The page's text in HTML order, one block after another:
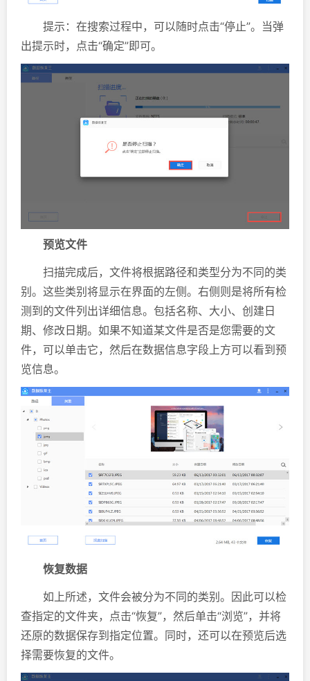
提示：在搜索过程中，可以随时点击“停止”。当弹
出提示时，点击“确定”即可。
预览文件
扫描完成后，文件将根据路径和类型分为不同的类
别。这些类别将显示在界面的左侧。右侧则是将所有检
测到的文件列出详细信息。包括名称、大小、创建日
期、修改日期。如果不知道某文件是否是您需要的文
件，可以单击它，然后在数据信息字段上方可以看到预
览信息。
恢复数据
如上所述，文件会被分为不同的类别。因此可以检
查指定的文件夹，点击“恢复”，然后单击“浏览”，并将
还原的数据保存到指定位置。同时，还可以在预览后选
择需要恢复的文件。